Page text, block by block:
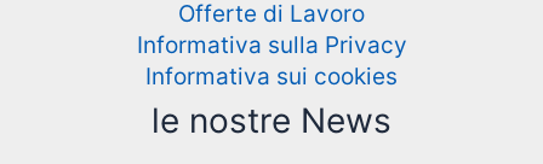
Offerte di Lavoro
Informativa sulla Privacy
Informativa sui cookies
le nostre News